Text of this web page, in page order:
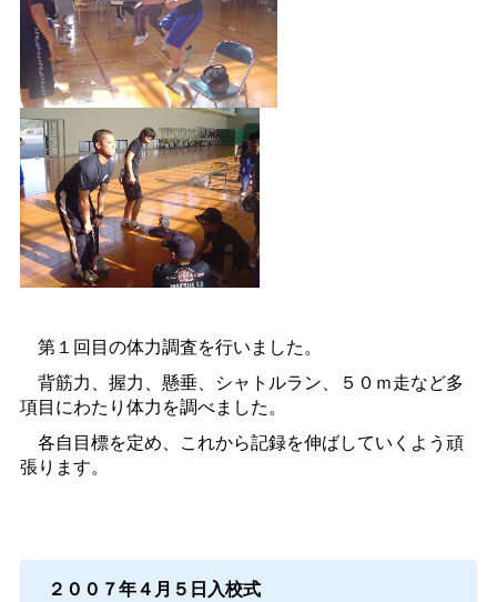
第１回目の体力調査を行いました。
背筋力、握力、懸垂、シャトルラン、５０ｍ走など多
項目にわたり体力を調べました。
各自目標を定め、これから記録を伸ばしていくよう頑
張ります。
２００７年４月５日入校式